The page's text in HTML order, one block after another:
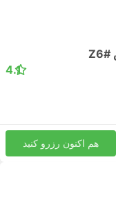
4.1
هم اکنون رزرو کنید